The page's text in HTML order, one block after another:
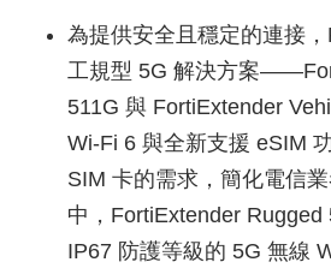
為提供安全且穩定的連接
工規型 5G 解決方案
511G 與 FortiExtender
Wi-Fi 6 與全新支援 eSIM
SIM 卡的需求，簡化電信
中，FortiExtender Rugged
IP67 防護等級的 5G 無線